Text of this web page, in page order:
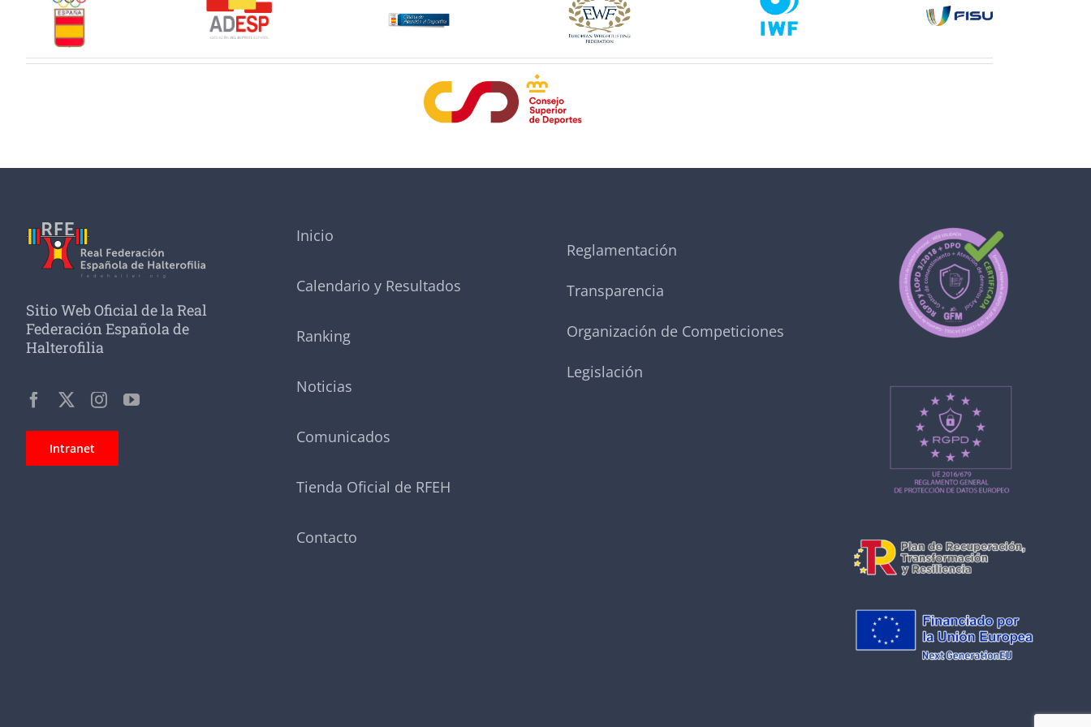
Sitio Web Oficial de la Real
Federación Española de
Halterofilia
Intranet
Inicio
Calendario y Resultados
Ranking
Noticias
Comunicados
Tienda Oficial de RFEH
Contacto
Reglamentación
Transparencia
Organización de Competiciones
Legislación